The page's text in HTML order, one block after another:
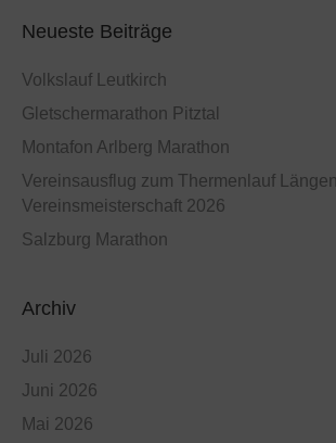
Neueste Beiträge
Volkslauf Leutkirch
Gletschermarathon Pitztal
Montafon Arlberg Marathon
Vereinsausflug zum Thermenlauf
Vereinsmeisterschaft 2026
Salzburg Marathon
Archiv
Juli 2026
Juni 2026
Mai 2026